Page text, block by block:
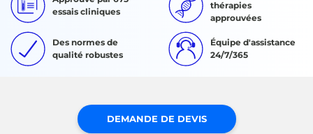
essais cliniques
thérapies
approuvées
Des normes de
qualité robustes
Équipe d'assistance
24/7/365
DEMANDE DE DEVIS